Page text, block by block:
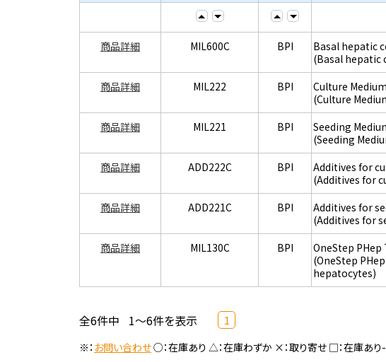
商品詳細 MIL600C BPI
Basal hepatic
(Basal hepatic
商品詳細 MIL222 BPI
Culture Medium
(Culture
商品詳細 MIL221 BPI
Seeding
(Seeding
商品詳細 ADD222C BPI
Additives for
(Additives for
商品詳細 ADD221C BPI
Additives for
(Additives for
商品詳細 MIL130C BPI
OneStep
(OneStep
hepatocytes)
全6件中 1～6件を表示 1
※： お問い合わせ○：在庫あり △：在庫わずか ×：取り寄せ □：在庫あり